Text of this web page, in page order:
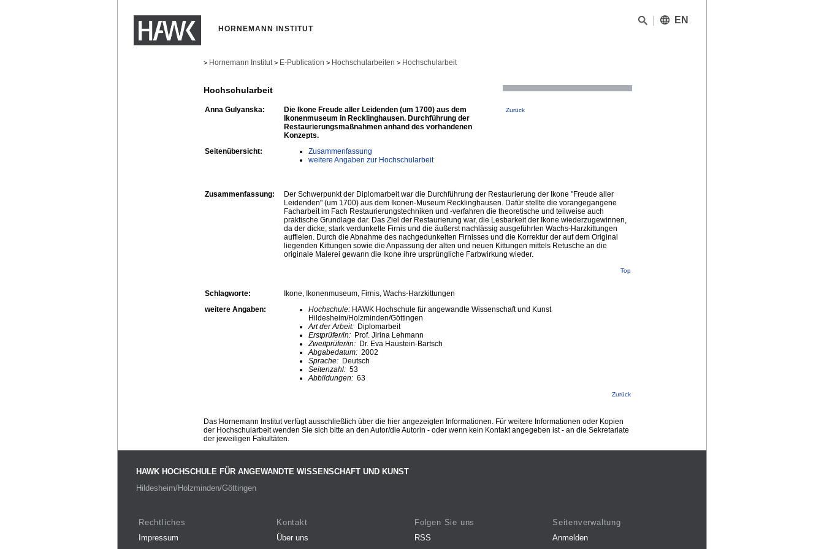
HORNEMANN INSTITUT
EN
> Hornemann Institut > E-Publication > Hochschularbeiten > Hochschularbeit
Hochschularbeit
Anna Gulyanska:
Die Ikone Freude aller Leidenden (um 1700) aus dem
Ikonenmuseum in Recklinghausen. Durchführung der
Restaurierungsmaßnahmen anhand des vorhandenen
Konzepts.
Zurück
Seitenübersicht:
Zusammenfassung
weitere Angaben zur Hochschularbeit
Zusammenfassung:
Der Schwerpunkt der Diplomarbeit war die Durchführung der Restaurierung der Ikone "Freude aller
Leidenden" (um 1700) aus dem Ikonen-Museum Recklinghausen. Dafür stellte die vorangegangene
Facharbeit im Fach Restaurierungstechniken und -verfahren die theoretische und teilweise auch
praktische Grundlage dar. Das Ziel der Restaurierung war, die Lesbarkeit der Ikone wiederzugewinnen,
da der dicke, stark verdunkelte Firnis und die äußerst nachlässig ausgeführten Wachs-Harzkittungen
auffielen. Durch die Abnahme des nachgedunkelten Firnisses und die Korrektur der auf dem Original
liegenden Kittungen sowie die Anpassung der alten und neuen Kittungen mittels Retusche an die
originale Malerei gewann die Ikone ihre ursprüngliche Farbwirkung wieder.
Top
Schlagworte:
Ikone, Ikonenmuseum, Firnis, Wachs-Harzkittungen
weitere Angaben:
Hochschule: HAWK Hochschule für angewandte Wissenschaft und Kunst
Hildesheim/Holzminden/Göttingen
Art der Arbeit: Diplomarbeit
Erstprüfer/in: Prof. Jirina Lehmann
Zweitprüfer/in: Dr. Eva Haustein-Bartsch
Abgabedatum: 2002
Sprache: Deutsch
Seitenzahl: 53
Abbildungen: 63
Zurück
Das Hornemann Institut verfügt ausschließlich über die hier angezeigten Informationen. Für weitere Informationen oder Kopien
der Hochschularbeit wenden Sie sich bitte an den Autor/die Autorin - oder wenn kein Kontakt angegeben ist - an die Sekretariate
der jeweiligen Fakultäten.
HAWK HOCHSCHULE FÜR ANGEWANDTE WISSENSCHAFT UND KUNST
Hildesheim/Holzminden/Göttingen
Rechtliches
Impressum
Kontakt
Über uns
Folgen Sie uns
RSS
Seitenverwaltung
Anmelden